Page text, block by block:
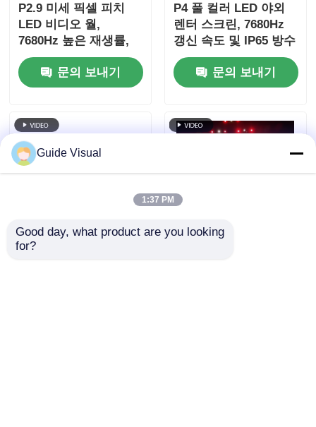
P2.9 미세 픽셀 피치
LED 비디오 월,
7680Hz 높은 재생률,
무대 이벤트용 듀얼 전
원 및 신호 백업
문의 보내기
P4 풀 컬러 LED 야외
렌터 스크린, 7680Hz
갱신 속도 및 IP65 방수
HD 비디오 벽 화면
문의 보내기
Guide Visual
1:37 PM
Good day, what product are you looking
for?